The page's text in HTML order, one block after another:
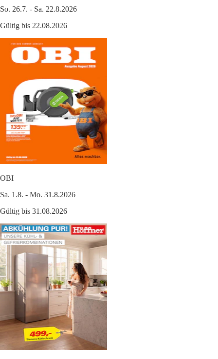
So. 26.7. - Sa. 22.8.2026
Gültig bis 22.08.2026
OBI
Sa. 1.8. - Mo. 31.8.2026
Gültig bis 31.08.2026